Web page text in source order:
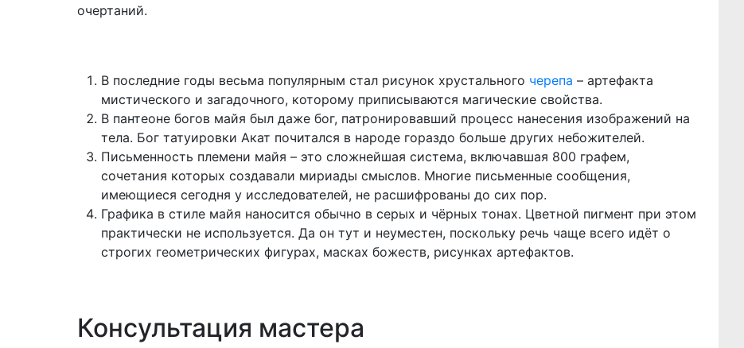
очертаний.
В последние годы весьма популярным стал рисунок хрустального черепа– артефакта
мистического и загадочного, которому приписываются магические свойства.
В пантеоне богов майя был даже бог, патронировавший процесс нанесения изображений на
тела. Бог татуировки Акат почитался в народе гораздо больше других небожителей.
Письменность племени майя – это сложнейшая система, включавшая 800 графем,
сочетания которых создавали мириады смыслов. Многие письменные сообщения,
имеющиеся сегодня у исследователей, не расшифрованы до сих пор.
Графика в стиле майя наносится обычно в серых и чёрных тонах. Цветной пигмент при этом
практически не используется. Да он тут и неуместен, поскольку речь чаще всего идёт о
строгих геометрических фигурах, масках божеств, рисунках артефактов.
Консультация мастера